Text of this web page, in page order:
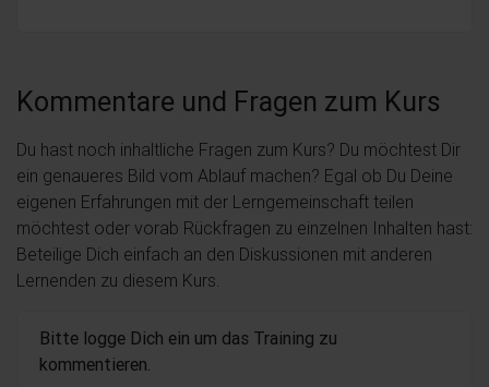
Kommentare und Fragen zum Kurs
Du hast noch inhaltliche Fragen zum Kurs? Du möchtest Dir
ein genaueres Bild vom Ablauf machen? Egal ob Du Deine
eigenen Erfahrungen mit der Lerngemeinschaft teilen
möchtest oder vorab Rückfragen zu einzelnen Inhalten hast:
Beteilige Dich einfach an den Diskussionen mit anderen
Lernenden zu diesem Kurs.
Bitte logge Dich ein um das Training zu
kommentieren.